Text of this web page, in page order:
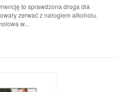
to sprawdzona droga dla
zerwać z nałogiem alkoholu.
w...